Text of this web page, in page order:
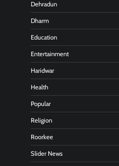
Dehradun
Dharm
Education
Entertainment
Haridwar
Health
Popular
Religion
Roorkee
Slider News